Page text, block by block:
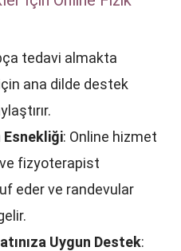
tedavi almakta
ana dilde destek
Esnekliği: Online hizmet
fizyoterapist
eder ve randevular
Uygun Destek: